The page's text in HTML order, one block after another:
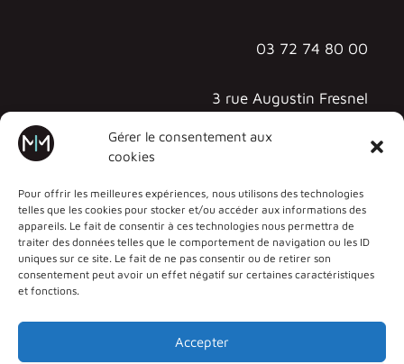
Gérer le consentement aux
cookies
Pour offrir les meilleures expériences, nous utilisons des technologies
telles que les cookies pour stocker et/ou accéder aux informations des
appareils. Le fait de consentir à ces technologies nous permettra de
traiter des données telles que le comportement de navigation ou les ID
uniques sur ce site. Le fait de ne pas consentir ou de retirer son
consentement peut avoir un effet négatif sur certaines caractéristiques
et fonctions.
Accepter
Compétence 7 : Rendre les03 72 74 80 00
3 rue Augustin Fresnel